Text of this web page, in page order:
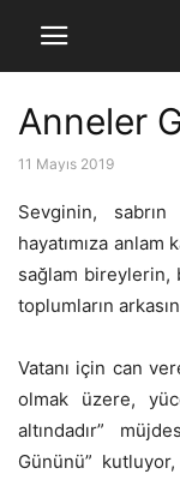
Anneler
11 Mayıs 2019
Sevginin,
hayatımıza
sağlam bireylerin,
toplumların
Vatanı için can
olmak üzere,
altındadır”
Gününü”